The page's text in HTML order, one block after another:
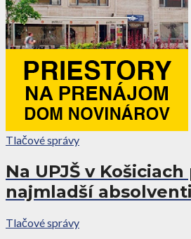
Tlačové správy
Na UPJŠ v
najmladší absolventi
Tlačové správy